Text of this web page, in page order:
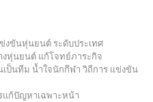
งขันหุ่นยนต์ ระดับประเทศ
งหุ่นยนต์ แก้โจทย์ภาระกิจ
ป็นทีม น้ำใจนักกีฬา วิถีการ แข่งขัน
แก้ปัญหาเฉพาะหน้า